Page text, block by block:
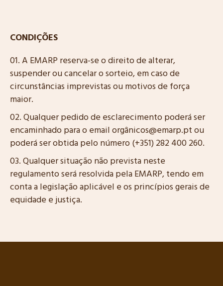
CONDIÇÕES
A EMARP reserva-se o direito de alterar,
suspender ou cancelar o sorteio, em caso de
circunstâncias imprevistas ou motivos de força
maior.
Qualquer pedido de esclarecimento poderá ser
encaminhado para o email orgânicos@emarp.pt ou
poderá ser obtida pelo número (+351) 282 400 260.
Qualquer situação não prevista neste
regulamento será resolvida pela EMARP, tendo em
conta a legislação aplicável e os princípios gerais de
equidade e justiça.